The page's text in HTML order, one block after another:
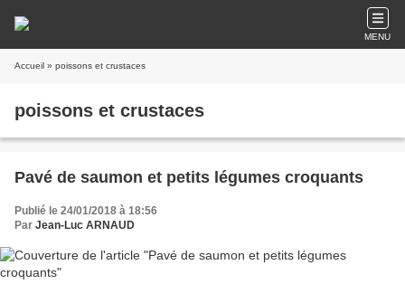
MENU
Accueil » poissons et crustaces
poissons et crustaces
Pavé de saumon et petits légumes croquants
Publié le 24/01/2018 à 18:56
Par Jean-Luc ARNAUD